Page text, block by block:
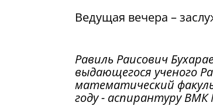
Ведущая вечера –
Равиль Раисович
выдающегося ученого
математический
году - аспирантуру